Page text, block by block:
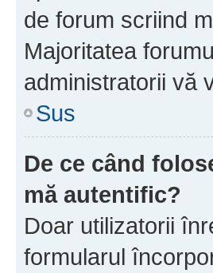
de forum scriind
Majoritatea
administratorii vă
Sus
De ce când
mă autentific?
Doar utilizatorii
formularul